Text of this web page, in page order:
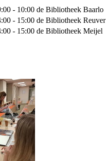
- 10:00 de Bibliotheek Baarlo
- 15:00 de Bibliotheek Reuver
- 15:00 de Bibliotheek Meijel